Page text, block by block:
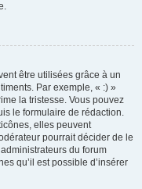
être utilisées grâce à un
Par exemple, « :) »
la tristesse. Vous pouvez
le formulaire de rédaction.
elles peuvent
pourrait décider de le
du forum
qu’il est possible d’insérer